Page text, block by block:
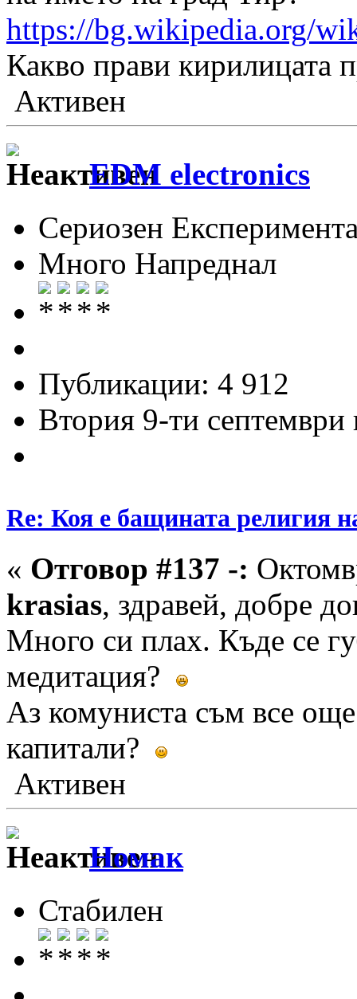
https://bg.wikipedia.org/
Какво прави кирилицата
Активен
EDM electronics
Сериозен
Много Напреднал
Публикации: 4 912
Втория 9-ти
Re: Коя е бащината религия
« Отговор #137 -:
krasias, здравей, добре
Много си плах. Къде се
медитация?
Аз комуниста съм все
капитали?
Активен
Номак
Стабилен